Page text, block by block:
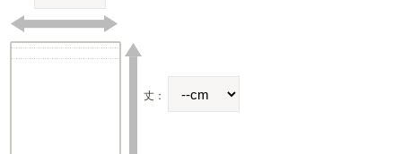
丈：